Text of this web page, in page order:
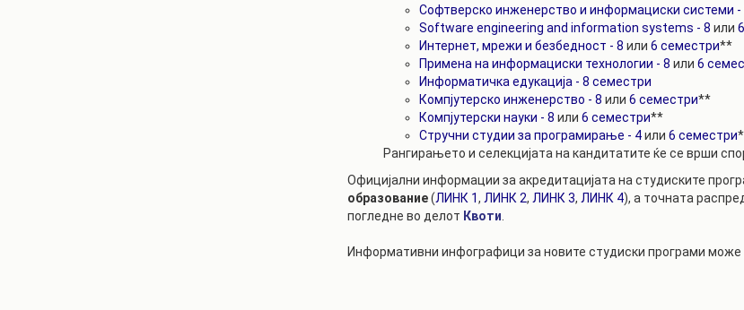
Софтверско инженерство и информациски системи -
Software engineering and information systems - 8 или
Интернет, мрежи и безбедност - 8 или 6 семестри**
Примена на информациски технологии - 8 или 6
Информатичка едукација - 8 семестри
Компјутерско инженерство - 8 или 6 семестри**
Компјутерски науки - 8 или 6 семестри**
Стручни студии за програмирање - 4или 6 семестри
Рангирањето и селекцијата на кандитатите ќе се врши
Официјални информации за акредитацијата на студиските
образование(ЛИНК 1, ЛИНК 2, ЛИНК 3, ЛИНК 4), а точната
погледне во делот Квоти
Информативни инфографици за новите студиски програми може